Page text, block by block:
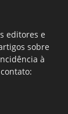
editores e
sobre
à